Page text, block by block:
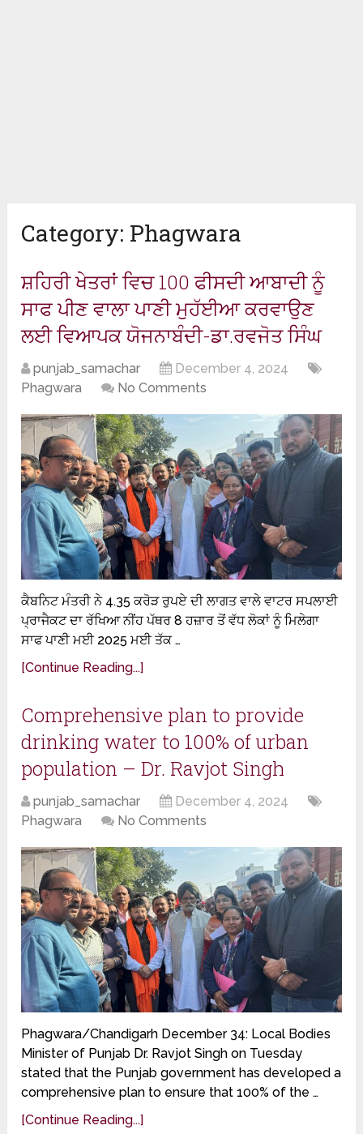
Category: Phagwara
ਸ਼ਹਿਰੀ ਖੇਤਰਾਂ ਵਿਚ 100 ਫੀਸਦੀ ਆਬਾਦੀ ਨੂੰ
ਸਾਫ ਪੀਣ ਵਾਲਾ ਪਾਣੀ ਮੁਹੱਈਆ ਕਰਵਾਉਣ
ਲਈ ਵਿਆਪਕ ਯੋਜਨਾਬੰਦੀ-ਡਾ.ਰਵਜੋਤ ਸਿੰਘ
punjab_samachar
December 4, 2024
Phagwara
No Comments
ਕੈਬਨਿਟ ਮੰਤਰੀ ਨੇ 4.35 ਕਰੋੜ ਰੁਪਏ ਦੀ ਲਾਗਤ ਵਾਲੇ ਵਾਟਰ ਸਪਲਾਈ
ਪ੍ਰਾਜੈਕਟ ਦਾ ਰੱਖਿਆ ਨੀਂਹ ਪੱਥਰ 8 ਹਜ਼ਾਰ ਤੋਂ ਵੱਧ ਲੋਕਾਂ ਨੂੰ ਮਿਲੇਗਾ
ਸਾਫ ਪਾਣੀ ਮਈ 2025 ਮਈ ਤੱਕ …
[Continue Reading...]
Comprehensive plan to provide
drinking water to 100% of urban
population – Dr. Ravjot Singh
punjab_samachar
December 4, 2024
Phagwara
No Comments
Phagwara/Chandigarh December 34: Local Bodies
Minister of Punjab Dr. Ravjot Singh on Tuesday
stated that the Punjab government has developed a
comprehensive plan to ensure that 100% of the …
[Continue Reading...]